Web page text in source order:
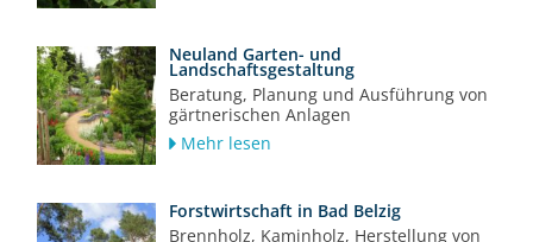
Neuland Garten- und
Landschaftsgestaltung
Beratung, Planung und Ausführung von
gärtnerischen Anlagen
Mehr lesen
Forstwirtschaft in Bad Belzig
Brennholz, Kaminholz, Herstellung von